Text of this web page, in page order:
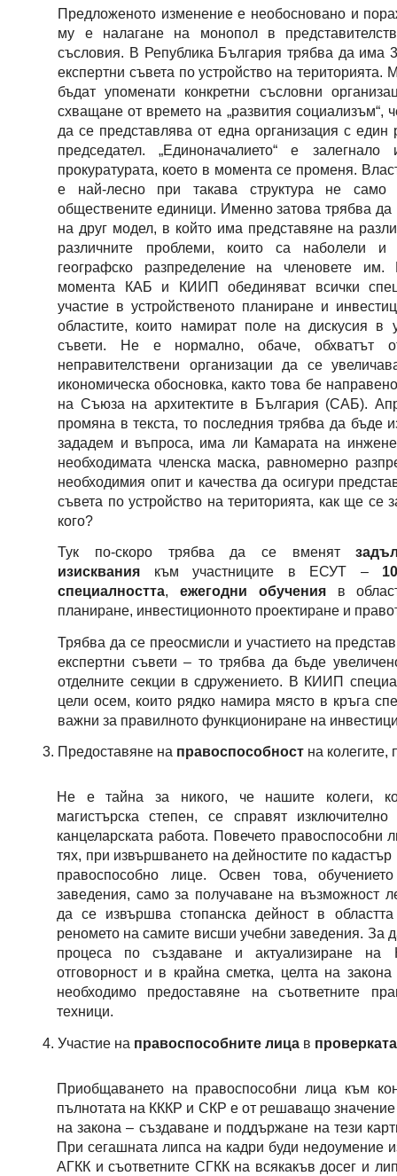
Предложеното изменение е необосновано и
му е налагане на монопол в
съсловия. В Република България трябва да има
експертни съвета по устройство на територията.
бъдат упоменати конкретни съсловни
схващане от времето на „развития социализъм“,
да се представлява от една организация с един
председател. „Единоначалието“ е
прокуратурата, което в момента се променя.
е най-лесно при такава структура не
обществените единици. Именно затова трябва
на друг модел, в който има представяне на
различните проблеми, които са наболели и
географско разпределение на членовете
момента КАБ и КИИП обединяват всички
участие в устройственото планиране и
областите, които намират поле на дискусия в
съвети. Не е нормално, обаче, обхватът
неправителствени организации да се
икономическа обосновка, както това бе
на Съюза на архитектите в България (САБ).
промяна в текста, то последния трябва да бъде
зададем и въпроса, има ли Камарата на
необходимата членска маска, равномерно
необходимия опит и качества да осигури
съвета по устройство на територията, как ще се
кого?
Тук по-скоро трябва да се вменят
изисквания към участниците в ЕСУТ –
специалността,ежегодни обученияв
планиране, инвестиционното проектиране и
Трябва да се преосмисли и участието на
експертни съвети – то трябва да бъде
отделните секции в сдружението. В КИИП
цели осем, които рядко намира място в кръга
важни за правилното функциониране на
Предоставяне на правоспособност на
Не е тайна за никого, че нашите колеги,
магистърска степен, се справят
канцеларската работа. Повечето правоспособни
тях, при извършването на дейностите по кадастър
правоспособно лице. Освен това,
заведения, само за получаване на възможност
да се извършва стопанска дейност в
реномето на самите висши учебни заведения. За
процеса по създаване и актуализиране
отговорност и в крайна сметка, целта на
необходимо предоставяне на съответните
техници.
Участие на правоспособните лица в проверката
Приобщаването на правоспособни лица към
пълнотата на КККР и СКР е от решаващо значение
на закона – създаване и поддържане на тези
При сегашната липса на кадри буди недоумение
АГКК и съответните СГКК на всякакъв досег и